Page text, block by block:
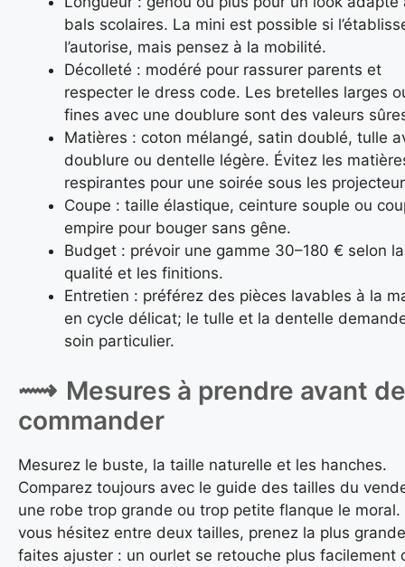
bals scolaires. La mini est possible si
l’autorise, mais pensez à la mobilité.
Décolleté : modéré pour rassurer parents et
respecter le dress code. Les bretelles larges
fines avec une doublure sont des valeurs
Matières : coton mélangé, satin doublé, tulle
doublure ou dentelle légère. Évitez les
respirantes pour une soirée sous les
Coupe : taille élastique, ceinture souple ou
empire pour bouger sans gêne.
Budget : prévoir une gamme 30–180 € selon la
qualité et les finitions.
Entretien : préférez des pièces lavables à la
en cycle délicat; le tulle et la dentelle
soin particulier.
Mesures à prendre avant de
commander
Mesurez le buste, la taille naturelle et les hanches.
Comparez toujours avec le guide des tailles du
une robe trop grande ou trop petite flanque le moral.
vous hésitez entre deux tailles, prenez la plus
faites ajuster : un ourlet se retouche plus facilement